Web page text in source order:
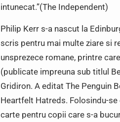
intunecat.”(The Independent)
Philip Kerr s-a nascut la
scris pentru mai multe ziare si
unsprezece romane, printre
(publicate impreuna sub titlul
Gridiron. A editat The Penguin
Heartfelt Hatreds. Folosindu-se
carte pentru copii care s-a